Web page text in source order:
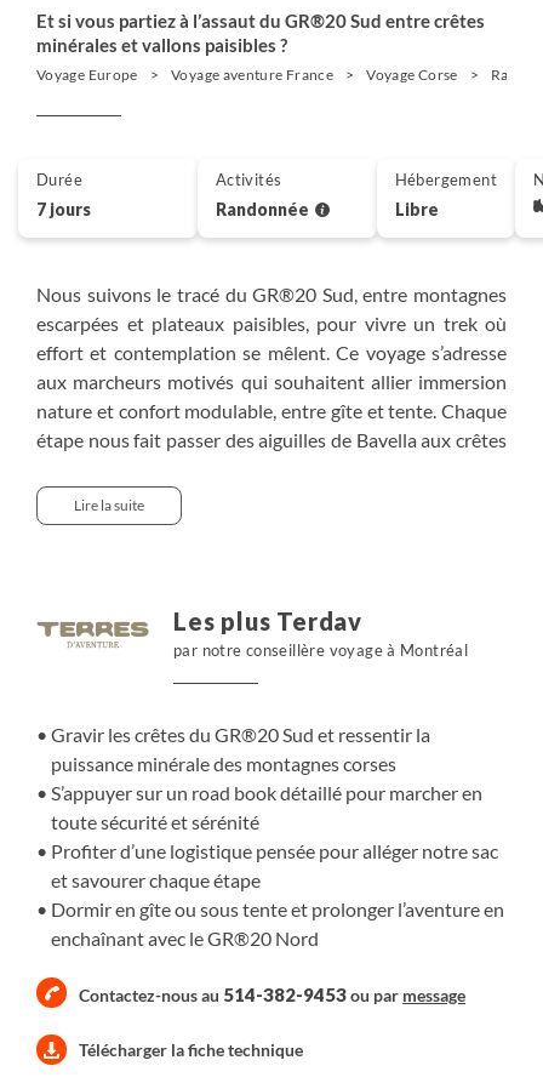
Et si vous partiez à l’assaut du GR®20 Sud entre crêtes
minérales et vallons paisibles ?
Voyage Europe Voyage aventure France Voyage Corse
Nous suivons le tracé du GR®20 Sud, entre montagnes
escarpées et plateaux paisibles, pour vivre un trek où
effort et contemplation se mêlent. Ce voyage s’adresse
aux marcheurs motivés qui souhaitent allier immersion
nature et confort modulable, entre gîte et tente. Chaque
étape nous fait passer des aiguilles de Bavella aux crêtes
Cuscione et de Capannelle, où le rythme de la montagne
se conjugue aux rencontres avec les bergers et leurs
et de sens, soutenue par une logistique pensée pour
alléger nos sacs et sécuriser notre parcours.
Lire la suite
Les plus Terdav
par notre conseillère voyage à Montréal
Gravir les crêtes du GR®20 Sud et ressentir la
puissance minérale des montagnes corses
S’appuyer sur un road book détaillé pour marcher en
toute sécurité et sérénité
Profiter d’une logistique pensée pour alléger notre sac
et savourer chaque étape
Dormir en gîte ou sous tente et prolonger l’aventure en
enchaînant avec leGR®20 Nord
Contactez-nous au 514-382-9453ou par message
Durée
7 jours
Activités
Randonnée
Hébergement
Libre
Télécharger la fiche technique